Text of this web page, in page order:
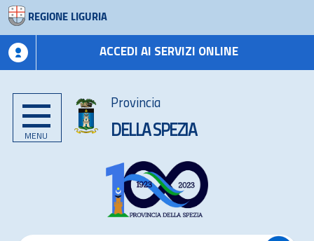
REGIONE LIGURIA
ACCEDI AI SERVIZI ONLINE
MENU
Provincia
DELLA SPEZIA